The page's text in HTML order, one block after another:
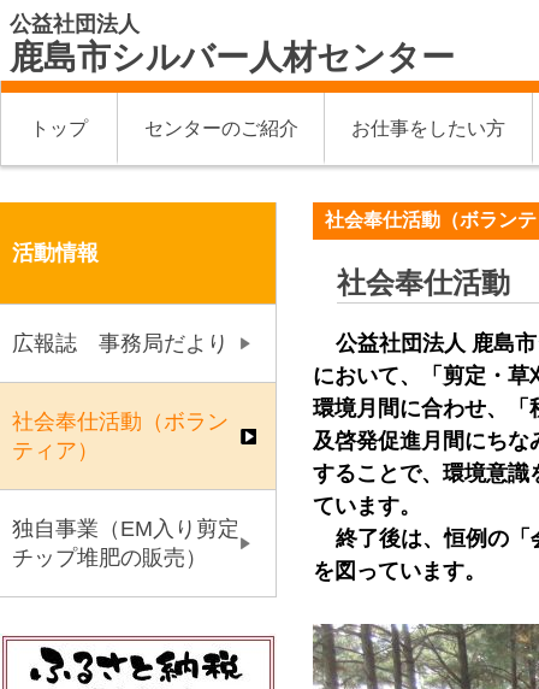
公益社団法人
鹿島市シルバー人材センター
トップ センターのご紹介 お仕事をしたい方
社会奉仕活動（ボラン
社会奉仕活動
公益社団法人 鹿島
において、「剪定・
環境月間に合わせ、「
及啓発促進月間にち
することで、環境意識
ています。
終了後は、恒例の「
を図っています。
活動情報
広報誌 事務局だより
社会奉仕活動（ボラン
ティア）
独自事業（EM入り剪定
チップ堆肥の販売）